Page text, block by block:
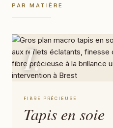
PAR MATIÈRE
I.
FIBRE PRÉCIEUSE
Tapis en soie